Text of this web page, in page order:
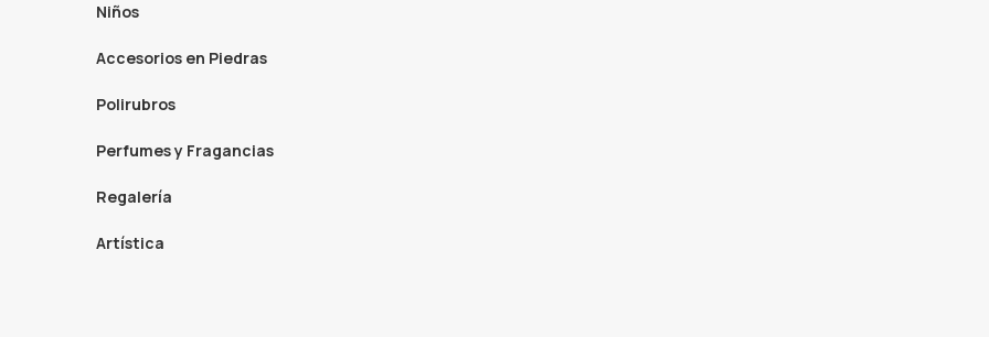
Niños
Accesorios en Piedras
Polirubros
Perfumes y Fragancias
Regalería
Artística